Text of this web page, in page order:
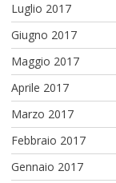
Luglio 2017
Giugno 2017
Maggio 2017
Aprile 2017
Marzo 2017
Febbraio 2017
Gennaio 2017